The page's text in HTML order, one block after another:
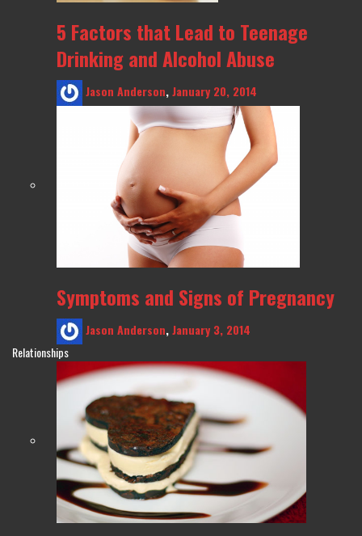
5 Factors that Lead to Teenage
Drinking and Alcohol Abuse
Jason Anderson,January 20, 2014
Symptoms and Signs of Pregnancy
Jason Anderson,January 3, 2014
Relationships